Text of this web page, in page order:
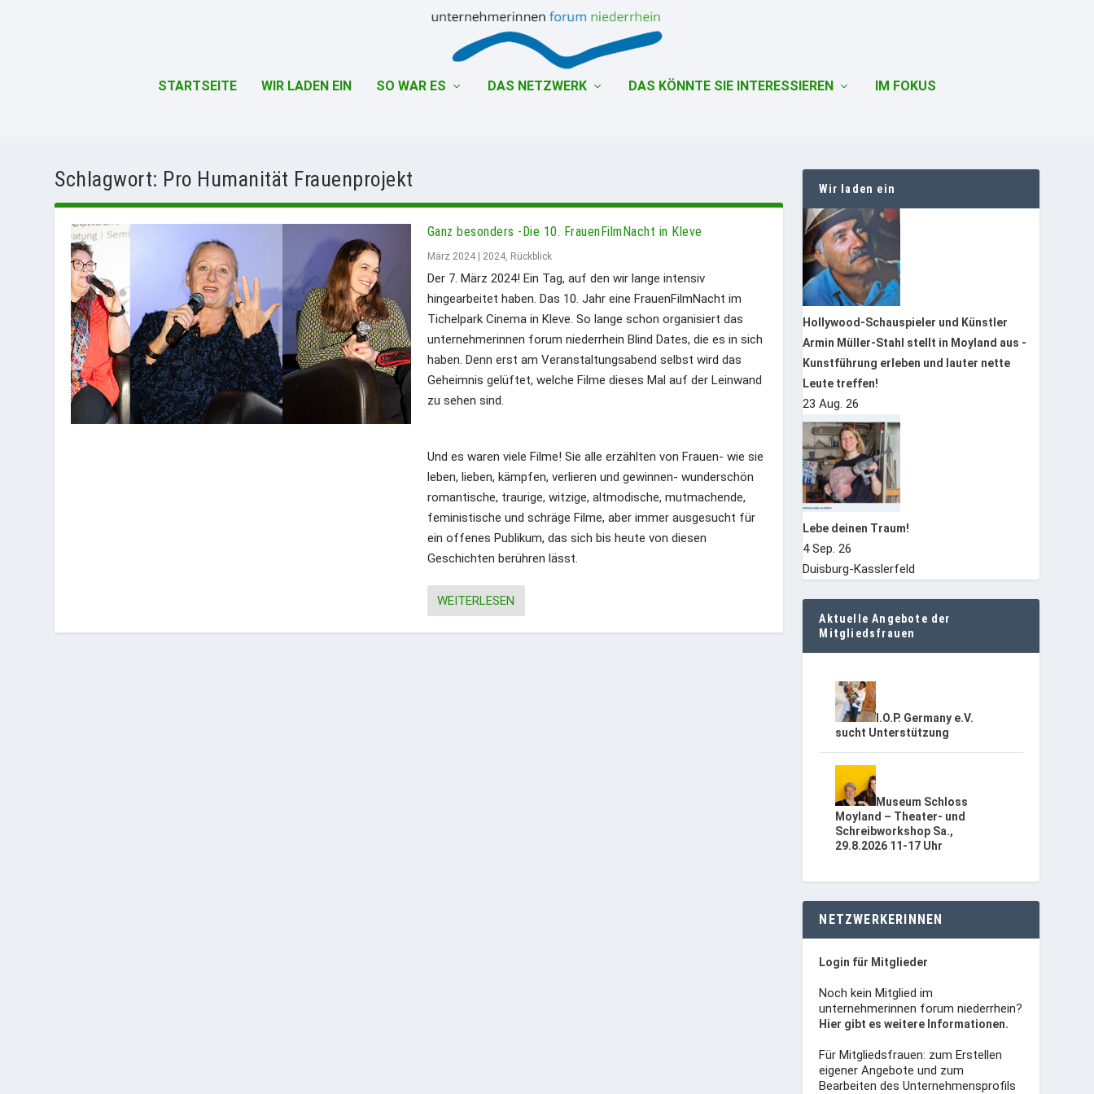
STARTSEITE WIR LADEN EIN SO WAR ES DAS NETZWERK DAS KÖNNTE SIE INTERESSIEREN IM FOKUS
Schlagwort: Pro Humanität Frauenprojekt
Ganz besonders -Die 10. FrauenFilmNacht in Kleve
März 2024| 2024, Rückblick
Der 7. März 2024! Ein Tag, auf den wir lange intensiv
hingearbeitet haben. Das 10. Jahr eine FrauenFilmNacht im
Tichelpark Cinema in Kleve. So lange schon organisiert das
unternehmerinnen forum niederrhein Blind Dates, die es in sich
haben. Denn erst am Veranstaltungsabend selbst wird das
Geheimnis gelüftet, welche Filme dieses Mal auf der Leinwand
zu sehen sind.
Und es waren viele Filme! Sie alle erzählten von Frauen- wie sie
leben, lieben, kämpfen, verlieren und gewinnen- wunderschön
romantische, traurige, witzige, altmodische, mutmachende,
feministische und schräge Filme, aber immer ausgesucht für
ein offenes Publikum, das sich bis heute von diesen
Geschichten berühren lässt.
WEITERLESEN
Wir laden ein
Hollywood-Schauspieler und Künstler
Armin Müller-Stahl stellt in Moyland aus -
Kunstführung erleben und lauter nette
Leute treffen!
23 Aug. 26
Lebe deinen Traum!
4 Sep. 26
Duisburg-Kasslerfeld
Aktuelle Angebote der
Mitgliedsfrauen
I.O.P. Germany e.V.
sucht Unterstützung
Museum Schloss
Moyland – Theater- und
Schreibworkshop Sa.,
29.8.2026 11-17 Uhr
NETZWERKERINNEN
Login für Mitglieder
Noch kein Mitglied im
unternehmerinnen forum niederrhein?
Hier gibt es weitere Informationen.
Für Mitgliedsfrauen: zum Erstellen
eigener Angebote und zum
Bearbeiten des Unternehmensprofils